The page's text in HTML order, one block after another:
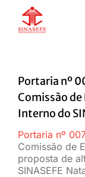
NOTÍCIAS
PUBLICAÇÕES
DOCUMENTOS
Portaria nº
Comissão
Interno do
Portaria nº
Comissão de
proposta de
SINASEFE